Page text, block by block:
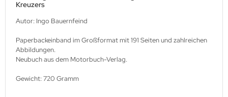
Kreuzers
Autor: Ingo Bauernfeind
Paperbackeinband im Großformat mit 191 Seiten und zahlreichen
Abbildungen.
Neubuch aus dem Motorbuch-Verlag.
Gewicht: 720 Gramm